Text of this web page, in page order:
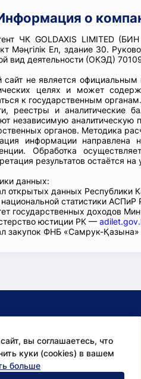
о
ЧК GOLDAXIS LIMITED
Мәңгілік Ел, здание 30.
вид деятельности (ОКЭД)
сайт не является
целях и может
к государственным органам.
реестры и аналитические
независимую аналитическую
органов. Методика
информации направлена
Обработка
результатов остаётся на
данных:
открытых данных Республики
статистики
государственных доходов
юстиции РК —
закупок ФНБ «Самрук-
вы соглашаетесь, что
куки (cookies) в вашем
больше